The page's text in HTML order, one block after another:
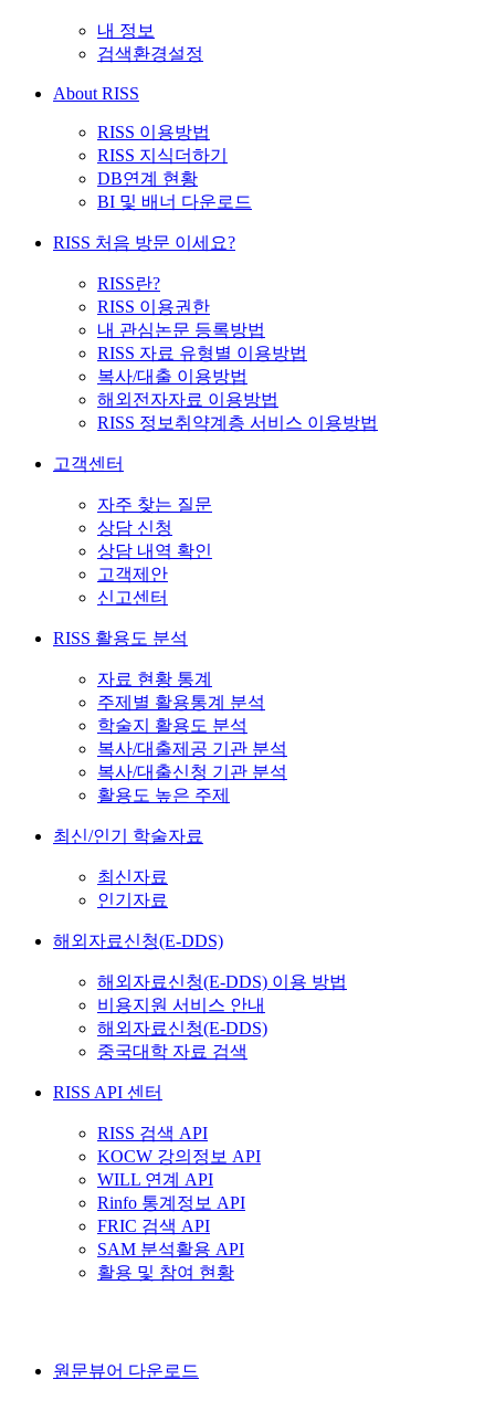
내 정보
검색환경설정
About RISS
RISS 이용방법
RISS 지식더하기
DB연계 현황
BI 및 배너 다운로드
RISS 처음 방문 이세요?
RISS란?
RISS 이용권한
내 관심논문 등록방법
RISS 자료 유형별 이용방법
복사/대출 이용방법
해외전자자료 이용방법
RISS 정보취약계층 서비스 이용방법
고객센터
자주 찾는 질문
상담 신청
상담 내역 확인
고객제안
신고센터
RISS 활용도 분석
자료 현황 통계
주제별 활용통계 분석
학술지 활용도 분석
복사/대출제공 기관 분석
복사/대출신청 기관 분석
활용도 높은 주제
최신/인기 학술자료
최신자료
인기자료
해외자료신청(E-DDS)
해외자료신청(E-DDS) 이용 방법
비용지원 서비스 안내
해외자료신청(E-DDS)
중국대학 자료 검색
RISS API 센터
RISS 검색 API
KOCW 강의정보 API
WILL 연계 API
Rinfo 통계정보 API
FRIC 검색 API
SAM 분석활용 API
활용 및 참여 현황
원문뷰어 다운로드